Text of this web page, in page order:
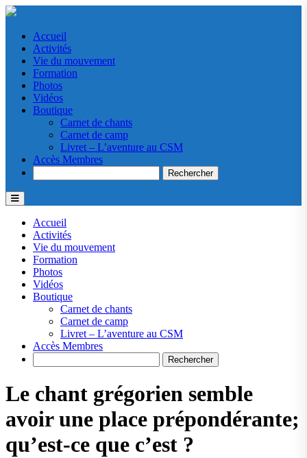
Accueil
Activités
Vie du mouvement
Formation
Photos
Vidéos
Boutique
Carnet de chants
Carnet de camp
Livret – L’aventure au CSM
Accès Membres
Accueil
Activités
Vie du mouvement
Formation
Photos
Vidéos
Boutique
Carnet de chants
Carnet de camp
Livret – L’aventure au CSM
Accès Membres
Le chant grégorien semble
avoir une place prépondérante;
qu’est-ce que c’est ?